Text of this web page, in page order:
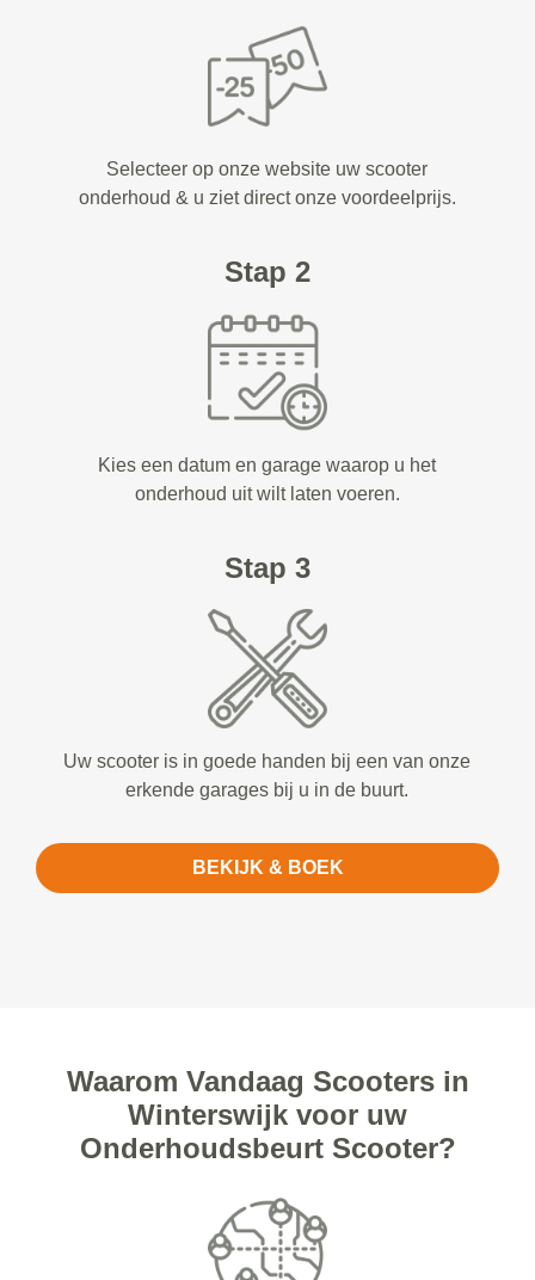
Selecteer op onze website uw scooter
onderhoud & u ziet direct onze voordeelprijs.
Stap 2
Kies een datum en garage waarop u het
onderhoud uit wilt laten voeren.
Stap 3
Uw scooter is in goede handen bij een van onze
erkende garages bij u in de buurt.
BEKIJK & BOEK
Waarom Vandaag Scooters in
Winterswijk voor uw
Onderhoudsbeurt Scooter?